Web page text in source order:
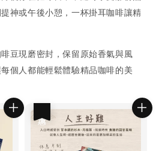
神或午後小憩，一杯掛耳咖啡讓精
豆現磨密封，保留原始香氣與風
個人都能輕鬆體驗精品咖啡的美